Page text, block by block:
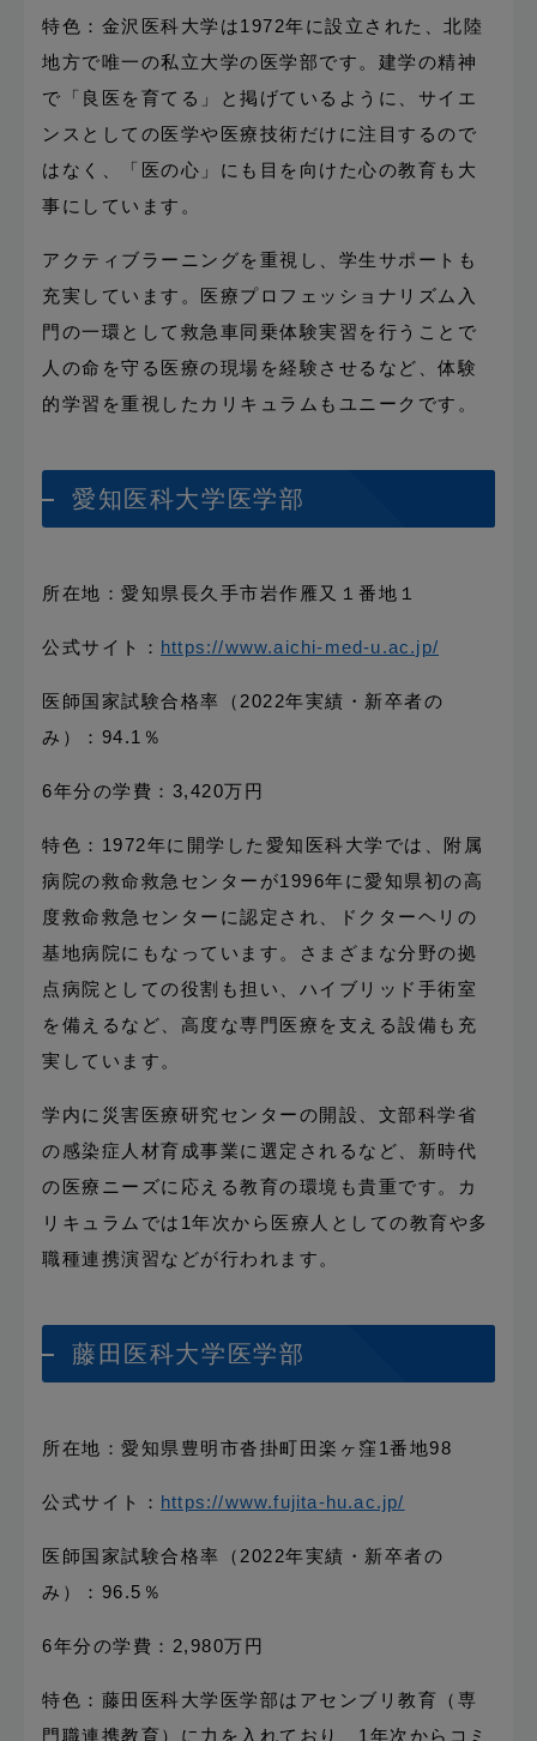
特色：金沢医科大学は1972年に設立された、北陸
地方で唯一の私立大学の医学部です。建学の精神
で「良医を育てる」と掲げているように、サイエ
ンスとしての医学や医療技術だけに注目するので
はなく、「医の心」にも目を向けた心の教育も大
事にしています。
アクティブラーニングを重視し、学生サポートも
充実しています。医療プロフェッショナリズム入
門の一環として救急車同乗体験実習を行うことで
人の命を守る医療の現場を経験させるなど、体験
的学習を重視したカリキュラムもユニークです。
愛知医科大学医学部
所在地：愛知県長久手市岩作雁又１番地１
公式サイト： https://www.aichi-med-u.ac.jp/
医師国家試験合格率（2022年実績・新卒者の
み）：94.1％
6年分の学費：3,420万円
特色：1972年に開学した愛知医科大学では、附属
病院の救命救急センターが1996年に愛知県初の高
度救命救急センターに認定され、ドクターヘリの
基地病院にもなっています。さまざまな分野の拠
点病院としての役割も担い、ハイブリッド手術室
を備えるなど、高度な専門医療を支える設備も充
実しています。
学内に災害医療研究センターの開設、文部科学省
の感染症人材育成事業に選定されるなど、新時代
の医療ニーズに応える教育の環境も貴重です。カ
リキュラムでは1年次から医療人としての教育や多
職種連携演習などが行われます。
藤田医科大学医学部
所在地：愛知県豊明市沓掛町田楽ヶ窪1番地98
公式サイト： https://www.fujita-hu.ac.jp/
医師国家試験合格率（2022年実績・新卒者の
み）：96.5％
6年分の学費：2,980万円
特色：藤田医科大学医学部はアセンブリ教育（専
門職連携教育）に力を入れており、1年次からコミ